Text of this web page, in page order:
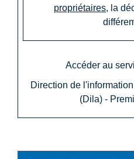
propriétaires, la
Accéder au
Direction de
(Dila) -